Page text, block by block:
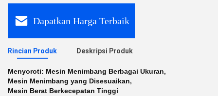
Dapatkan Harga Terbaik
Rincian Produk Deskripsi Produk
Menyoroti: Mesin Menimbang Berbagai Ukuran,
Mesin Menimbang yang Disesuaikan,
Mesin Berat Berkecepatan Tinggi